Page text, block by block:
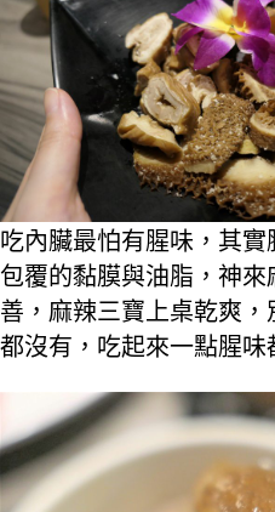
吃內臟最怕有腥味，其
包覆的黏膜與油脂，神
善，麻辣三寶上桌乾爽
都沒有，吃起來一點腥味